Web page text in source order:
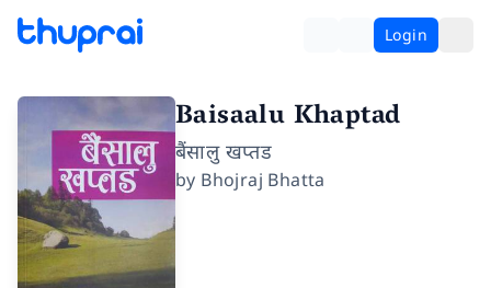
Login
Baisaalu Khaptad
बैंसालु खप्तड
by Bhojraj Bhatta